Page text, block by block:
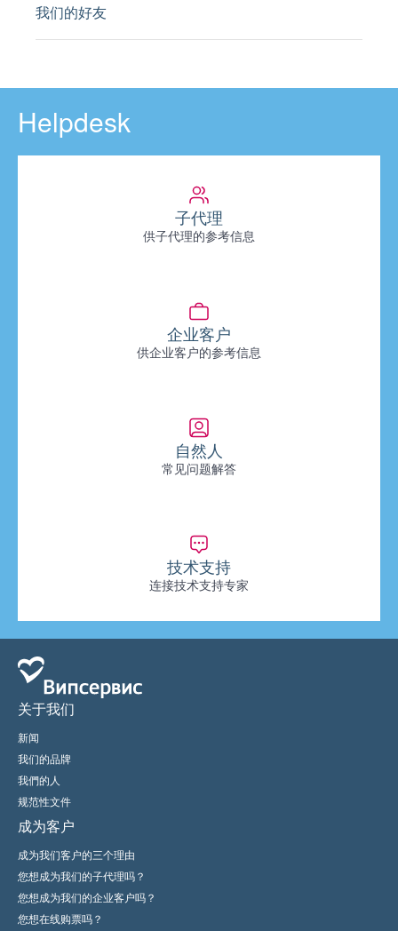
我们的好友
Helpdesk
子代理
供子代理的参考信息
企业客户
供企业客户的参考信息
自然人
常见问题解答
技术支持
连接技术支持专家
关于我们
新闻
我们的品牌
我們的人
规范性文件
成为客户
成为我们客户的三个理由
您想成为我们的子代理吗？
您想成为我们的企业客户吗？
您想在线购票吗？